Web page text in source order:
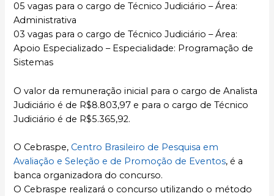
05 vagas para o cargo de Técnico Judiciário – Área:
Administrativa
03 vagas para o cargo de Técnico Judiciário – Área:
Apoio Especializado – Especialidade: Programação de
Sistemas
O valor da remuneração inicial para o cargo de Analista
Judiciário é de R$8.803,97 e para o cargo de Técnico
Judiciário é de R$5.365,92.
O Cebraspe, Centro Brasileiro de Pesquisa em
Avaliação e Seleção e de Promoção de Eventos, é a
banca organizadora do concurso.
O Cebraspe realizará o concurso utilizando o método